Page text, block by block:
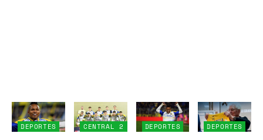
DEPORTES
CENTRAL 2
DEPORTES DEPORTES